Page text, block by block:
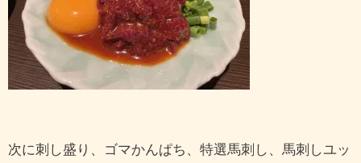
次に刺し盛り、ゴマかんぱち、特選馬刺し、馬刺しユッ